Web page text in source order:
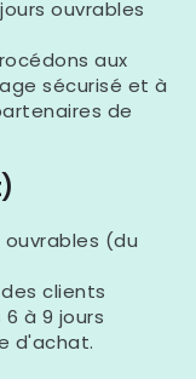
ouvrables
aux
sécurisé et à
de
ouvrables (du
clients
6 à 9 jours
d'achat.